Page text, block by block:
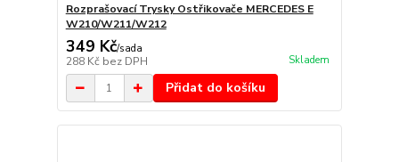
Rozprašovací Trysky Ostřikovače MERCEDES E
W210/W211/W212
349 Kč/sada
288 Kč bez DPH Skladem
Přidat do košíku